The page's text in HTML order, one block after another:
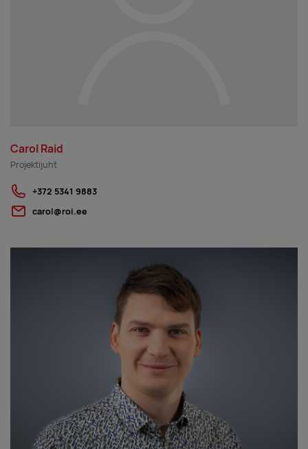
Carol Raid
Projektijuht
+372 5341 9883
carol@roi.ee